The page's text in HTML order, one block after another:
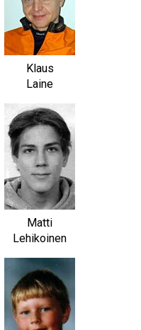
Klaus
Laine
Matti
Lehikoinen